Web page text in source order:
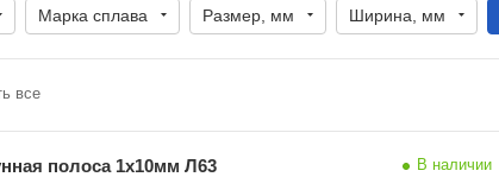
Марка сплава Размер, мм Ширина, мм
все
полоса 1х10мм Л63 В наличии